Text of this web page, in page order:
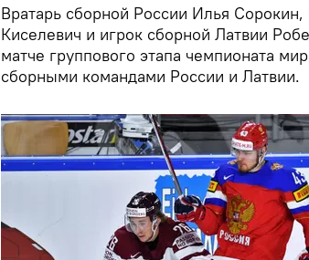
Вратарь сборной России Илья
Киселевич и игрок сборной Латвии
матче группового этапа чемпионата
сборными командами России и Латвии.